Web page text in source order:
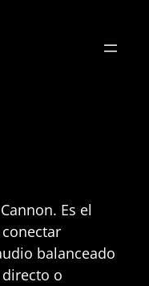
Es el
balanceado
o